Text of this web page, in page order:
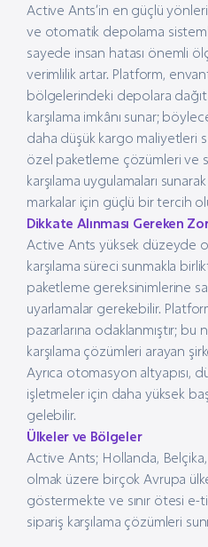
Active Ants’in en güçlü
ve otomatik depolama
sayede insan hatası önemli
verimlilik artar. Platform,
bölgelerindeki depolara
karşılama imkânı sunar;
daha düşük kargo maliyetleri
özel paketleme çözümleri ve
karşılama uygulamaları
markalar için güçlü bir tercih
Dikkate Alınması Gereken
Active Ants yüksek düzeyde
karşılama süreci sunmakla
paketleme gereksinimlerine
uyarlamalar gerekebilir.
pazarlarına odaklanmıştır; bu
karşılama çözümleri arayan
Ayrıca otomasyon altyapısı,
işletmeler için daha yüksek
gelebilir.
Ülkeler ve Bölgeler
Active Ants; Hollanda,
olmak üzere birçok Avrupa
göstermekte ve sınır ötesi
sipariş karşılama çözümleri